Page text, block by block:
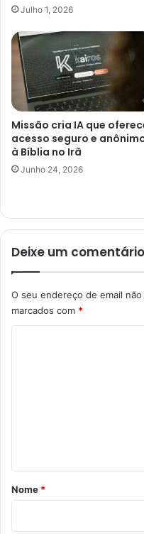
Julho 1, 2026
Missão cria IA que
acesso seguro e
à Bíblia no Irã
Junho 24, 2026
Deixe um comentário
O seu endereço de email
marcados com *
r
o
Nome *